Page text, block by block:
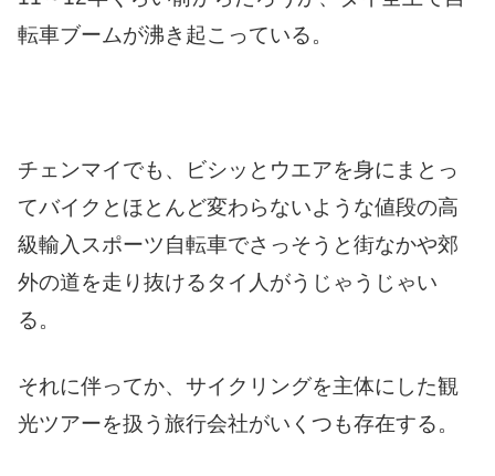
転車ブームが沸き起こっている。
チェンマイでも、ビシッとウエアを身にまとっ
てバイクとほとんど変わらないような値段の高
級輸入スポーツ自転車でさっそうと街なかや郊
外の道を走り抜けるタイ人がうじゃうじゃい
る。
それに伴ってか、サイクリングを主体にした観
光ツアーを扱う旅行会社がいくつも存在する。